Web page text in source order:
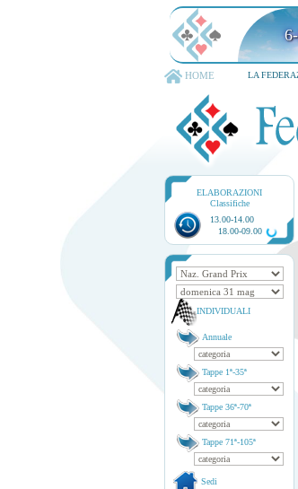
HOME LA
ELABORAZIONI
Classifiche
13.00-14.00
18.00-09.00
INDIVIDUALI
Annuale
Tappe 1ª-35ª
Tappe 36ª-70ª
Tappe 71ª-105ª
Sedi